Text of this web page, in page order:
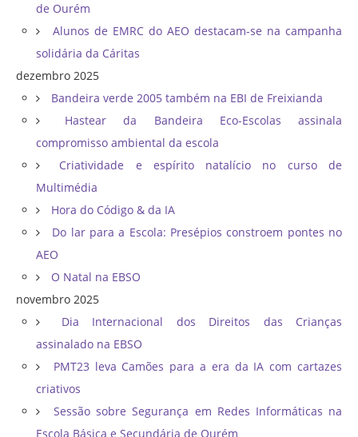
de Ourém
Alunos de EMRC do AEO destacam-se na campanha
solidária da Cáritas
dezembro 2025
Bandeira verde 2005 também na EBI de Freixianda
Hastear da Bandeira Eco-Escolas assinala
compromisso ambiental da escola
Criatividade e espírito natalício no curso de
Multimédia
Hora do Código & da IA
Do lar para a Escola: Presépios constroem pontes no
AEO
O Natal na EBSO
novembro 2025
Dia Internacional dos Direitos das Crianças
assinalado na EBSO
PMT23 leva Camões para a era da IA com cartazes
criativos
Sessão sobre Segurança em Redes Informáticas na
Escola Básica e Secundária de Ourém